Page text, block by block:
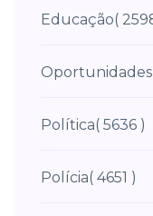
Educação(
Oportunidades
Política( 5636 )
Polícia( 4651 )